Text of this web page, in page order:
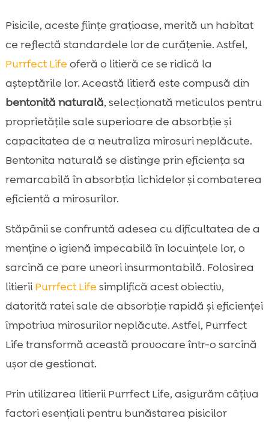
Pisicile, aceste ființe grațioase, merită un habitat
ce reflectă standardele lor de curățenie. Astfel,
Purrfect Life oferă o litieră ce se ridică la
așteptările lor. Această litieră este compusă din
bentonită naturală, selecționată meticulos pentru
proprietățile sale superioare de absorbție și
capacitatea de a neutraliza mirosuri neplăcute.
Bentonita naturală se distinge prin eficiența sa
remarcabilă în absorbția lichidelor și combaterea
eficientă a mirosurilor.
Stăpânii se confruntă adesea cu dificultatea de a
menține o igienă impecabilă în locuințele lor, o
sarcină ce pare uneori insurmontabilă. Folosirea
litieriiPurrfect Life simplifică acest obiectiv,
datorită ratei sale de absorbție rapidă și eficienței
împotriva mirosurilor neplăcute. Astfel, Purrfect
Life transformă această provocare într-o sarcină
ușor de gestionat.
Prin utilizarea litierii Purrfect Life, asigurăm câțiva
factori esențiali pentru bunăstarea pisicilor